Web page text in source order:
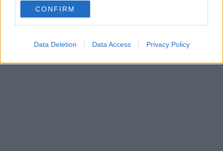
CONFIRM
Data Deletion Data Access Privacy Policy